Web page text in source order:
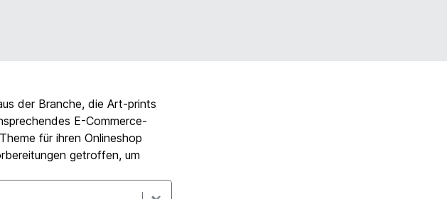
der Branche, die Art-prints
E-Commerce-
für ihren Onlineshop
getroffen, um